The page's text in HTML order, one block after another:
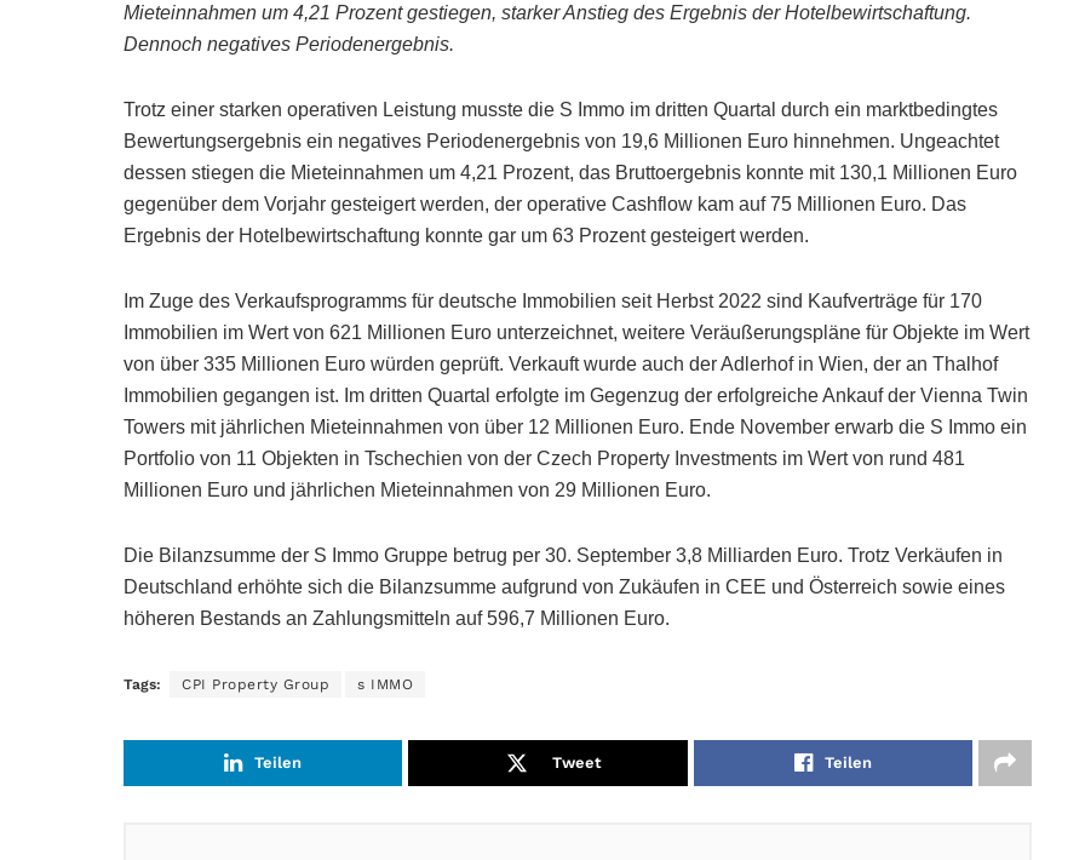
Mieteinnahmen um 4,21 Prozent gestiegen, starker Anstieg des Ergebnis der Hotelbewirtschaftung.
Dennoch negatives Periodenergebnis.
Trotz einer starken operativen Leistung musste die S Immo im dritten Quartal durch ein marktbedingtes
Bewertungsergebnis ein negatives Periodenergebnis von 19,6 Millionen Euro hinnehmen. Ungeachtet
dessen stiegen die Mieteinnahmen um 4,21 Prozent, das Bruttoergebnis konnte mit 130,1 Millionen Euro
gegenüber dem Vorjahr gesteigert werden, der operative Cashflow kam auf 75 Millionen Euro. Das
Ergebnis der Hotelbewirtschaftung konnte gar um 63 Prozent gesteigert werden.
Im Zuge des Verkaufsprogramms für deutsche Immobilien seit Herbst 2022 sind Kaufverträge für 170
Immobilien im Wert von 621 Millionen Euro unterzeichnet, weitere Veräußerungspläne für Objekte im Wert
von über 335 Millionen Euro würden geprüft. Verkauft wurde auch der Adlerhof in Wien, der an Thalhof
Immobilien gegangen ist. Im dritten Quartal erfolgte im Gegenzug der erfolgreiche Ankauf der Vienna Twin
Towers mit jährlichen Mieteinnahmen von über 12 Millionen Euro. Ende November erwarb die S Immo ein
Portfolio von 11 Objekten in Tschechien von der Czech Property Investments im Wert von rund 481
Millionen Euro und jährlichen Mieteinnahmen von 29 Millionen Euro.
Die Bilanzsumme der S Immo Gruppe betrug per 30. September 3,8 Milliarden Euro. Trotz Verkäufen in
Deutschland erhöhte sich die Bilanzsumme aufgrund von Zukäufen in CEE und Österreich sowie eines
höheren Bestands an Zahlungsmitteln auf 596,7 Millionen Euro.
Tags: CPI Property Group s IMMO
Teilen Tweet Teilen